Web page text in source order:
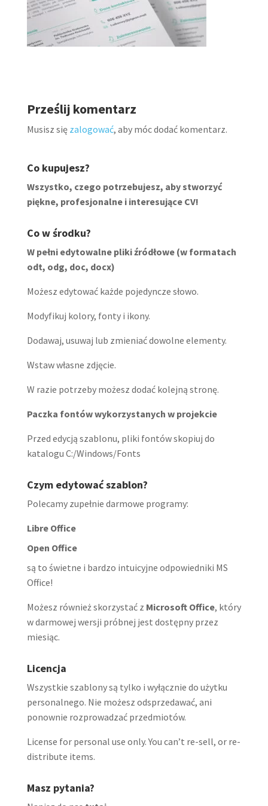
Prześlij komentarz
Musisz się zalogować, aby móc dodać komentarz.
Co kupujesz?
Wszystko, czego potrzebujesz, aby stworzyć
piękne, profesjonalne i interesujące CV!
Co w środku?
W pełni edytowalne pliki źródłowe (w formatach
odt, odg, doc, docx)
Możesz edytować każde pojedyncze słowo.
Modyfikuj kolory, fonty i ikony.
Dodawaj, usuwaj lub zmieniać dowolne elementy.
Wstaw własne zdjęcie.
W razie potrzeby możesz dodać kolejną stronę.
Paczka fontów wykorzystanych w projekcie
Przed edycją szablonu, pliki fontów skopiuj do
katalogu C:/Windows/Fonts
Czym edytować szablon?
Polecamy zupełnie darmowe programy:
Libre Office
Open Office
są to świetne i bardzo intuicyjne odpowiedniki MS
Office!
Możesz również skorzystać z Microsoft Office, który
w darmowej wersji próbnej jest dostępny przez
miesiąc.
Licencja
Wszystkie szablony są tylko i wyłącznie do użytku
personalnego. Nie możesz odsprzedawać, ani
ponownie rozprowadzać przedmiotów.
License for personal use only. You can’t re-sell, or re-
distribute items.
Masz pytania?